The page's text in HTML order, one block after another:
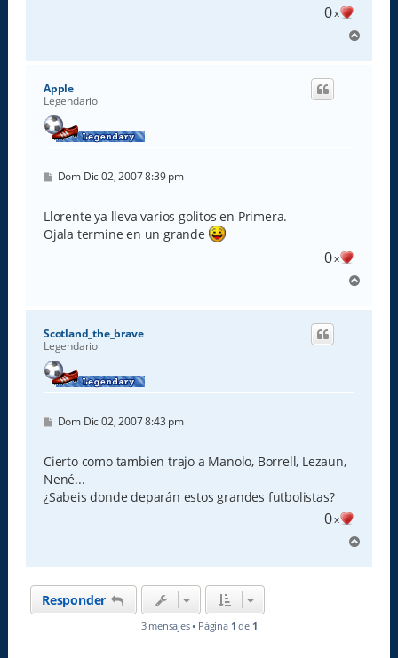
0x
r
Apple
Legendario
M
s
a
j
Dom Dic 02, 2007 8:39 pm
Llorente ya lleva varios golitos en Primera.
Ojala termine en un grande
0x
r
Scotland_the_brave
Legendario
M
s
a
j
e
Dom Dic 02, 2007 8:43 pm
Cierto como tambien trajo a Manolo, Borrell, Lezaun,
Nené...
¿Sabeis donde deparán estos grandes futbolistas?
0x
r
Responder
3 mensajes • Página 1 de 1